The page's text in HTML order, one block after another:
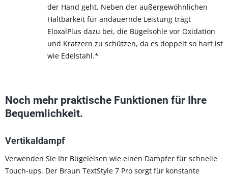
der Hand geht. Neben der außergewöhnlichen
Haltbarkeit für andauernde Leistung trägt
EloxalPlus dazu bei, die Bügelsohle vor Oxidation
und Kratzern zu schützen, da es doppelt so hart ist
wie Edelstahl.*
Noch mehr praktische Funktionen für Ihre
Bequemlichkeit.
Vertikaldampf
Verwenden Sie Ihr Bügeleisen wie einen Dampfer für schnelle
Touch-ups. Der Braun TextStyle 7 Pro sorgt für konstante